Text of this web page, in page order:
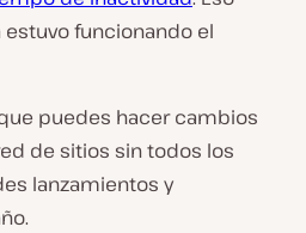
funcionando el
puedes hacer cambios
de sitios sin todos los
lanzamientos y